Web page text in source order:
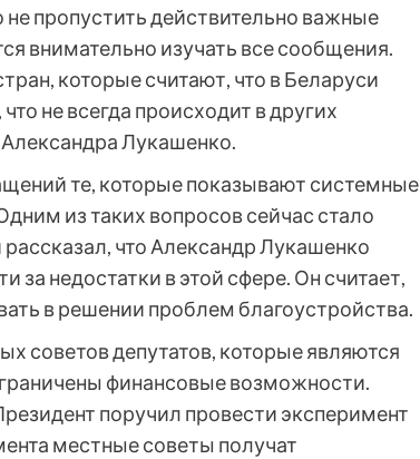
пропустить действительно важные
внимательно изучать все сообщения.
которые считают, что в Беларуси
не всегда происходит в других
Лукашенко.
те, которые показывают системные
из таких вопросов сейчас стало
что Александр Лукашенко
за недостатки в этой сфере. Он считает,
в решении проблем благоустройства.
советов депутатов, которые являются
финансовые возможности.
поручил провести эксперимент
местные советы получат